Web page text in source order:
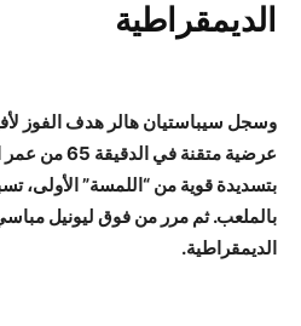
الديمقراطية
وسجل سيباستيان هالر هدف الفوز
عرضية متقنة في
بتسديدة قوية من “اللمسة” الأولى،
بالملعب. ثم مرر من فوق ليونيل
الديمقراطية.